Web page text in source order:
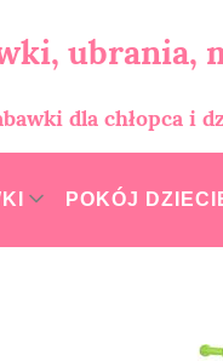
ubrania,
dla chłopca i
POKÓJ